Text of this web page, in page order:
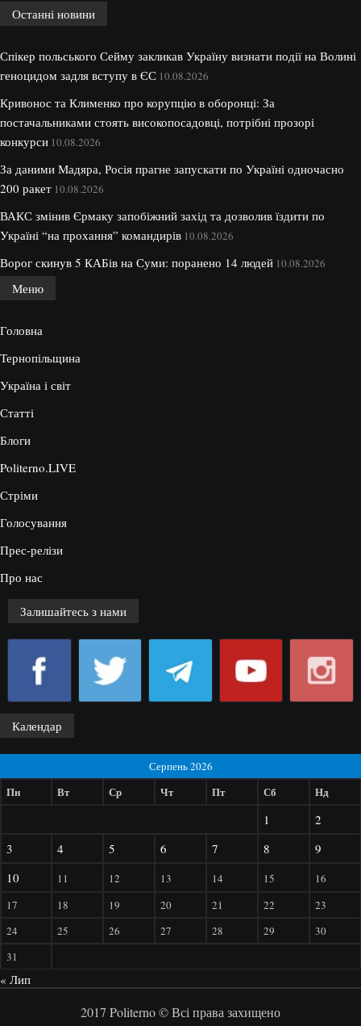
Останні новини
Спікер польського Сейму закликав Україну визнати події на Волині
геноцидом задля вступу в ЄС 10.08.2026
Кривонос та Клименко про корупцію в оборонці: За
постачальниками стоять високопосадовці, потрібні прозорі
конкурси 10.08.2026
За даними Мадяра, Росія прагне запускати по Україні одночасно
200 ракет 10.08.2026
ВАКС змінив Єрмаку запобіжний захід та дозволив їздити по
Україні “на прохання” командирів 10.08.2026
Ворог скинув 5 КАБів на Суми: поранено 14 людей 10.08.2026
Меню
Головна
Тернопільщина
Україна і світ
Статті
Блоги
Politerno.LIVE
Стріми
Голосування
Прес-релізи
Про нас
Залишайтесь з нами
Календар
Серпень 2026
Пн Вт Ср Чт Пт Сб Нд
1
2
3
4 5 6 7 8
9
10
11 12 13 14 15
16
17
18 19 20 21 22
23
24
25 26 27 28 29
30
31
« Лип
2017 Politerno © Всі права захищено